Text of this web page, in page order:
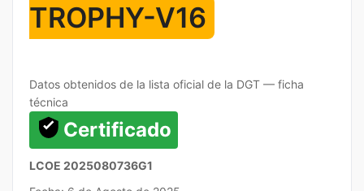
TROPHY-V16
Datos obtenidos de la lista oficial de la DGT — ficha
técnica
Certificado
LCOE 2025080736G1